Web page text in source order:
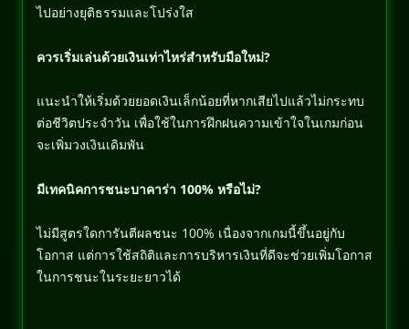
ไปอย่างยุติธรรมและโปร่งใส
ควรเริ่มเล่นด้วยเงินเท่าไหร่สำหรับมือใหม่?
แนะนำให้เริ่มด้วยยอดเงินเล็กน้อยที่หากเสียไปแล้วไม่กระทบ
ต่อชีวิตประจำวัน เพื่อใช้ในการฝึกฝนความเข้าใจในเกมก่อน
จะเพิ่มวงเงินเดิมพัน
มีเทคนิคการชนะบาคาร่า 100% หรือไม่?
ไม่มีสูตรใดการันตีผลชนะ 100% เนื่องจากเกมนี้ขึ้นอยู่กับ
โอกาส แต่การใช้สถิติและการบริหารเงินที่ดีจะช่วยเพิ่มโอกาส
ในการชนะในระยะยาวได้